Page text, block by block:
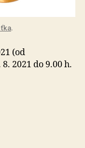
.
(od
2021 do 9.00 h.